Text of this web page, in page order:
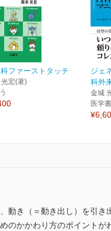
ファーストタッチ
光宏(著)
ジェ
科外
金城
医学
動き（＝動き出し）を引
のかかわり方のポイントが